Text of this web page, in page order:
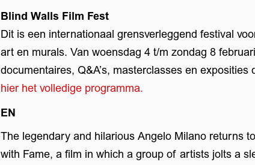
Blind Walls Film Fest
Dit is een internationaal grensverleggend festival
art en murals. Van woensdag 4 t/m zondag 8
documentaires, Q&A’s, masterclasses en
hier het volledige programma.
EN
The legendary and hilarious Angelo Milano returns
with Fame, a film in which a group of artists jolts a